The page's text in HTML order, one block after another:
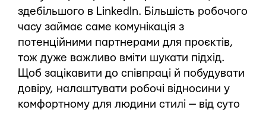
здебільшого в LinkedIn. Більшість робочого
часу займає саме комунікація з
потенційними партнерами для проєктів,
тож дуже важливо вміти шукати підхід.
Щоб зацікавити до співпраці й побудувати
довіру, налаштувати робочі відносини у
комфортному для людини стилі — від суто